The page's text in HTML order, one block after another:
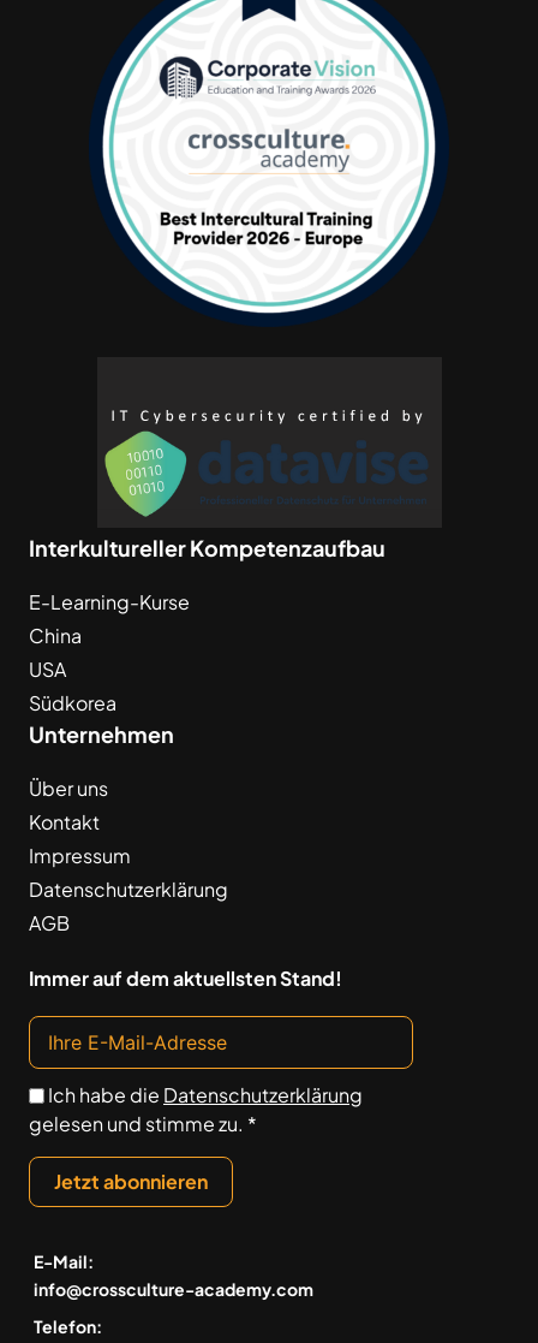
Interkultureller Kompetenzaufbau
E-Learning-Kurse
China
USA
Südkorea
Unternehmen
Über uns
Kontakt
Impressum
Datenschutzerklärung
AGB
Immer auf dem aktuellsten Stand!
Ich habe die Datenschutzerklärung
gelesen und stimme zu. *
Jetzt abonnieren
E-Mail:
info@crossculture-academy.com
Telefon: